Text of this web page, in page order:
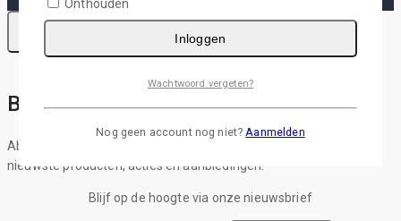
Blijf op de hoogte van al het nieuws!
Abonneer u op onze nieuwsbrief en ontvang updates over de
nieuwste producten, acties en aanbiedingen.
Blijf op de hoogte via onze nieuwsbrief
Onthouden
Inloggen
Wachtwoord vergeten?
Nog geen account nog niet?Aanmelden